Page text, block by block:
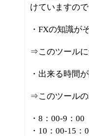
けていますの
・FXの知識が
⇒このツール
・出来る時間
⇒このツール
・8：00-9：00
・10：00-15：